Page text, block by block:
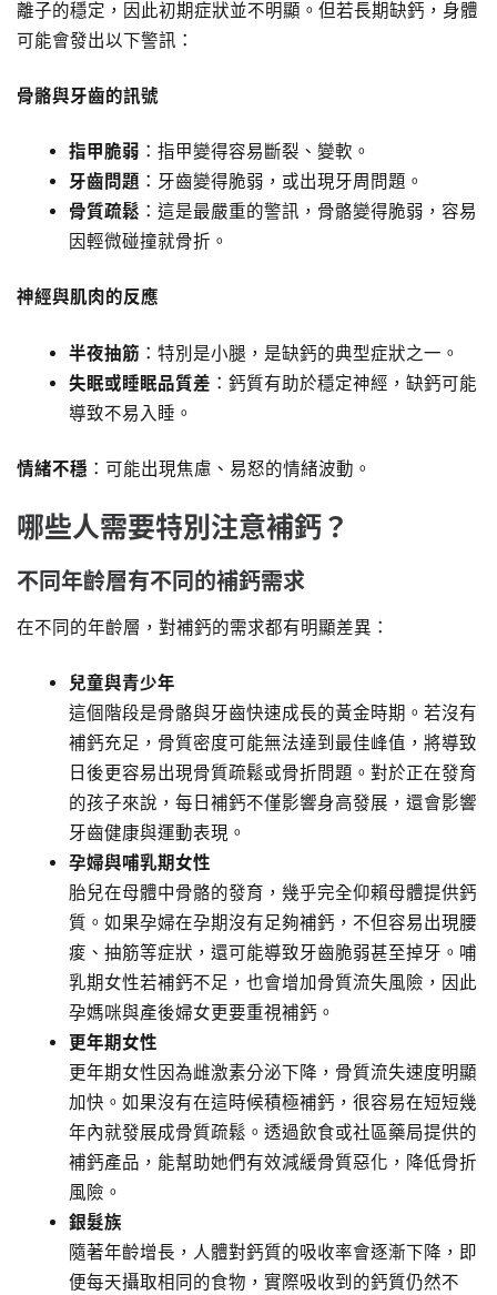
離子的穩定，因此初期症狀並不明顯。但若長期缺鈣，身體
可能會發出以下警訊：
骨骼與牙齒的訊號
指甲脆弱 ：指甲變得容易斷裂、變軟。
牙齒問題 ：牙齒變得脆弱，或出現牙周問題。
骨質疏鬆 ：這是最嚴重的警訊，骨骼變得脆弱，容易
因輕微碰撞就骨折。
神經與肌肉的反應
半夜抽筋 ：特別是小腿，是缺鈣的典型症狀之一。
失眠或睡眠品質差 ：鈣質有助於穩定神經，缺鈣可能
導致不易入睡。
情緒不穩 ：可能出現焦慮、易怒的情緒波動。
哪些人需要特別注意補鈣？
不同年齡層有不同的補鈣需求
在不同的年齡層，對補鈣的需求都有明顯差異：
兒童與青少年
這個階段是骨骼與牙齒快速成長的黃金時期。若沒有
補鈣充足，骨質密度可能無法達到最佳峰值，將導致
日後更容易出現骨質疏鬆或骨折問題。對於正在發育
的孩子來說，每日補鈣不僅影響身高發展，還會影響
牙齒健康與運動表現。
孕婦與哺乳期女性
胎兒在母體中骨骼的發育，幾乎完全仰賴母體提供鈣
質。如果孕婦在孕期沒有足夠補鈣，不但容易出現腰
痠、抽筋等症狀，還可能導致牙齒脆弱甚至掉牙。哺
乳期女性若補鈣不足，也會增加骨質流失風險，因此
孕媽咪與產後婦女更要重視補鈣。
更年期女性
更年期女性因為雌激素分泌下降，骨質流失速度明顯
加快。如果沒有在這時候積極補鈣，很容易在短短幾
年內就發展成骨質疏鬆。透過飲食或社區藥局提供的
補鈣產品，能幫助她們有效減緩骨質惡化，降低骨折
風險。
銀髮族
隨著年齡增長，人體對鈣質的吸收率會逐漸下降，即
便每天攝取相同的食物，實際吸收到的鈣質仍然不